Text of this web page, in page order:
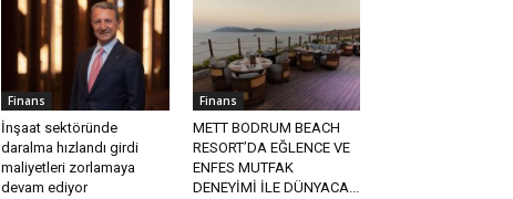
Finans
İnşaat sektöründe
daralma hızlandı girdi
maliyetleri zorlamaya
devam ediyor
Finans
METT BODRUM BEACH
RESORT’DA EĞLENCE VE
ENFES MUTFAK
DENEYİMİ İLE DÜNYACA...